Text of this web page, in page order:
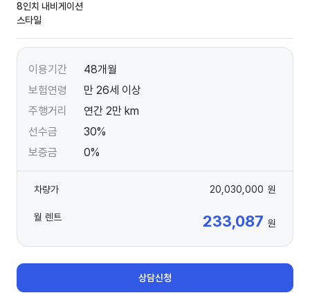
8인치 내비게이션
스타일
이용기간
48개월
보험연령
만 26세 이상
주행거리
연간 2만 km
선수금
30%
보증금
0%
차량가 20,030,000 원
월 렌트 233,087 원
상담신청